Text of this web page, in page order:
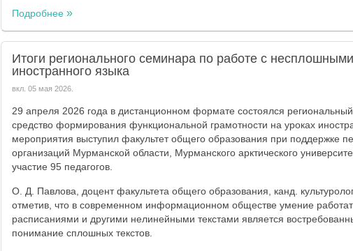
Подробнее
Итоги регионального семинара по работе с
иностранного языка
вкл. 05 мая 2026.
29 апреля 2026 года в дистанционном формате состоялся
средство формирования функциональной грамотности на уроках
мероприятия выступил факультет общего образования при поддержке
организаций Мурманской области, Мурманского арктического
участие 95 педагогов.
О. Д. Павлова, доцент факультета общего образования, канд.
отметив, что в современном информационном обществе умение
расписаниями и другими нелинейными текстами является
понимание сплошных текстов.